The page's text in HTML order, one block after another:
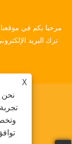
مرحبا بكم في
ترك البريد
Links
X
نحن